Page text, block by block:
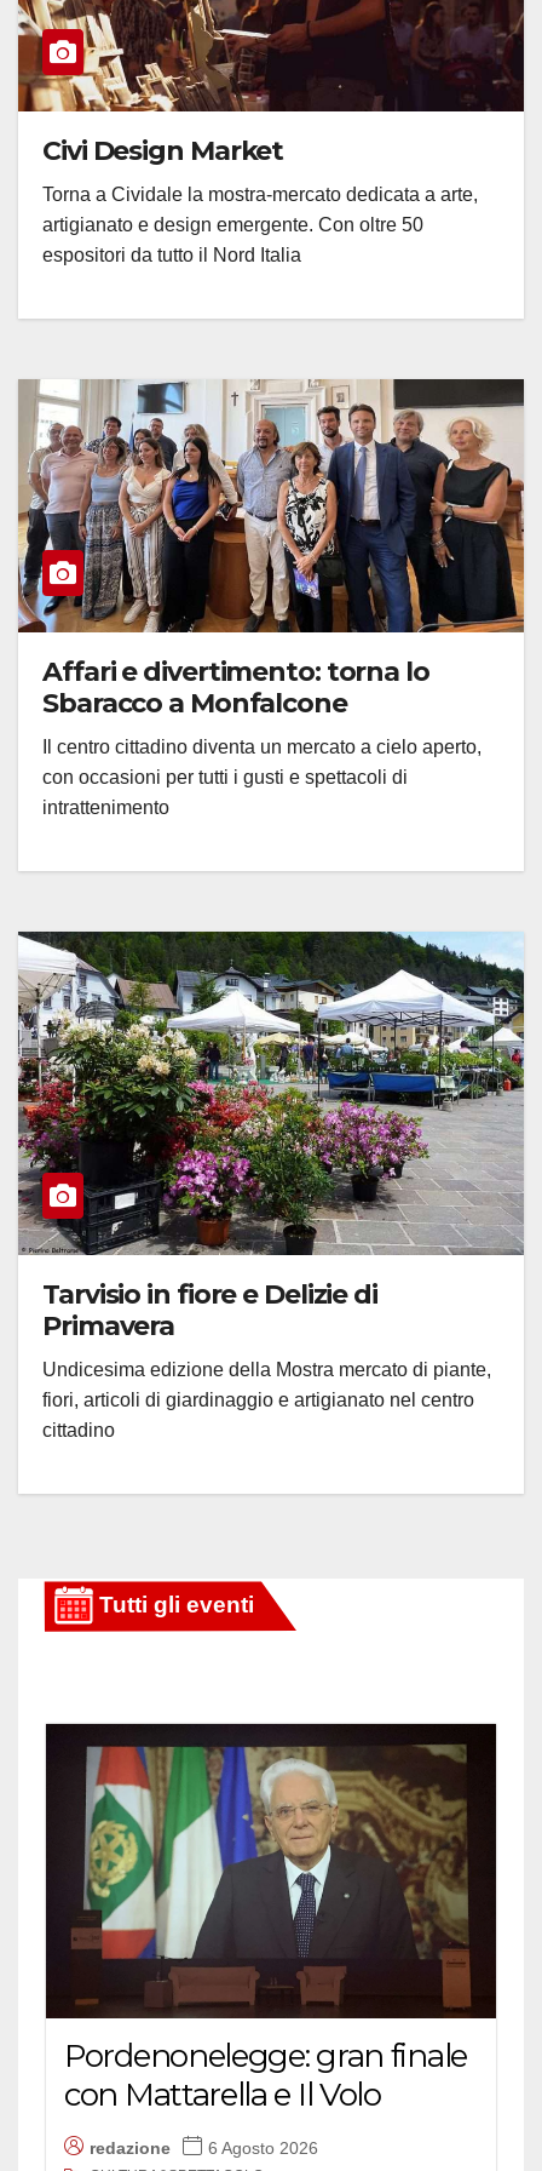
Civi Design Market
Torna a Cividale la mostra-mercato dedicata a arte,
artigianato e design emergente. Con oltre 50
espositori da tutto il Nord Italia
Affari e divertimento: torna lo
Sbaracco a Monfalcone
Il centro cittadino diventa un mercato a cielo aperto,
con occasioni per tutti i gusti e spettacoli di
intrattenimento
Tarvisio in fiore e Delizie di
Primavera
Undicesima edizione della Mostra mercato di piante,
fiori, articoli di giardinaggio e artigianato nel centro
cittadino
Pordenonelegge: gran finale
con Mattarella e Il Volo
redazione 6 Agosto 2026